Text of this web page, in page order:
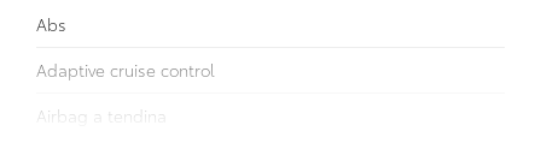
Abs
Adaptive cruise control
Airbag a tendina